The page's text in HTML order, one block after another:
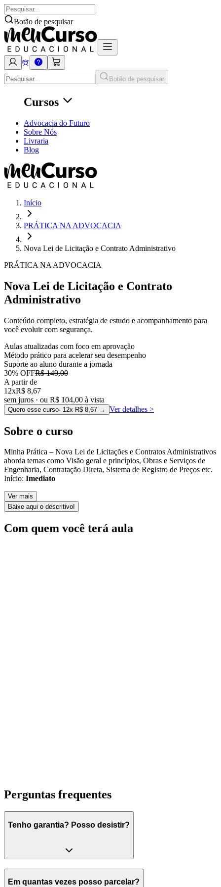
Botão de pesquisar
Botão de pesquisar
Cursos
Advocacia do Futuro
Sobre Nós
Livraria
Blog
Início
PRÁTICA NA ADVOCACIA
Nova Lei de Licitação e Contrato Administrativo
PRÁTICA NA ADVOCACIA
Nova Lei de Licitação e Contrato
Administrativo
Conteúdo completo, estratégia de estudo e acompanhamento para
você evoluir com segurança.
Aulas atualizadas com foco em aprovação
Método prático para acelerar seu desempenho
Suporte ao aluno durante a jornada
30% OFFR$ 149,00
A partir de
12xR$ 8,67
sem juros · ou R$ 104,00 à vista
Quero esse curso· 12x R$ 8,67 → Ver detalhes >
Sobre o curso
Minha Prática – Nova Lei de Licitações e Contratos Administrativos
aborda temas como Visão geral e princípios, Obras e Serviços de
Engenharia, Contratação Direta, Sistema de Registro de Preços etc.
Início: Imediato
Ver mais
Baixe aqui o descritivo!
Com quem você terá aula
Perguntas frequentes
Tenho garantia? Posso desistir?
Em quantas vezes posso parcelar?